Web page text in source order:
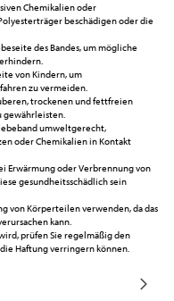
Chemikalien oder
beschädigen oder die
des Bandes, um mögliche
von Kindern, um
zu vermeiden.
trockenen und fettfreien
gewährleisten.
umweltgerecht,
oder Chemikalien in Kontakt
Erwärmung oder Verbrennung von
gesundheitsschädlich sein
von Körperteilen verwenden, da das
kann.
prüfen Sie regelmäßig den
Haftung verringern können.